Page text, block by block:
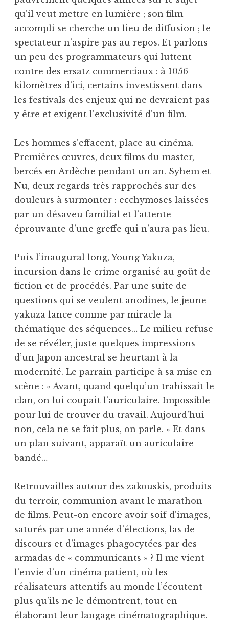
qu’il veut mettre en lumière ; son film
accompli se cherche un lieu de diffusion ; le
spectateur n’aspire pas au repos. Et parlons
un peu des programmateurs qui luttent
contre des ersatz commerciaux : à 1056
kilomètres d’ici, certains investissent dans
les festivals des enjeux qui ne devraient pas
y être et exigent l’exclusivité d’un film.
Les hommes s’effacent, place au cinéma.
Premières œuvres, deux films du master,
bercés en Ardèche pendant un an. Syhem et
Nu, deux regards très rapprochés sur des
douleurs à surmonter : ecchymoses laissées
par un désaveu familial et l’attente
éprouvante d’une greffe qui n’aura pas lieu.
Puis l’inaugural long, Young Yakuza,
incursion dans le crime organisé au goût de
fiction et de procédés. Par une suite de
questions qui se veulent anodines, le jeune
yakuza lance comme par miracle la
thématique des séquences… Le milieu refuse
de se révéler, juste quelques impressions
d’un Japon ancestral se heurtant à la
modernité. Le parrain participe à sa mise en
scène : « Avant, quand quelqu’un trahissait le
clan, on lui coupait l’auriculaire. Impossible
pour lui de trouver du travail. Aujourd’hui
non, cela ne se fait plus, on parle. » Et dans
un plan suivant, apparaît un auriculaire
bandé…
Retrouvailles autour des zakouskis, produits
du terroir, communion avant le marathon
de films. Peut-on encore avoir soif d’images,
saturés par une année d’élections, las de
discours et d’images phagocytées par des
armadas de « communicants » ? Il me vient
l’envie d’un cinéma patient, où les
réalisateurs attentifs au monde l’écoutent
plus qu’ils ne le démontrent, tout en
élaborant leur langage cinématographique.